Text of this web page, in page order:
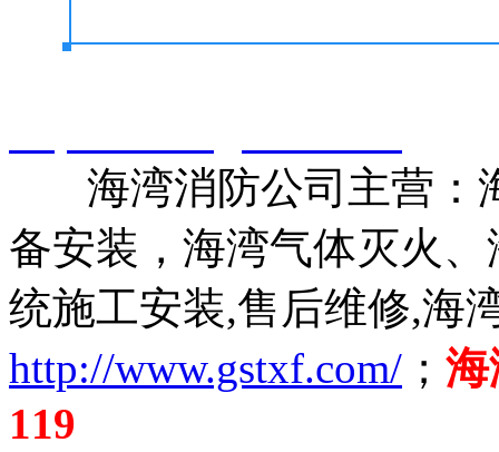
海湾消防公司主营：
备安装，海湾气体灭火
统施工安装,售后维修,海
http://www.gstxf.com/ ； 海
119